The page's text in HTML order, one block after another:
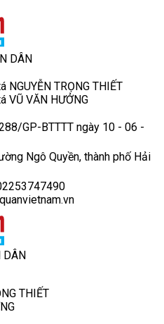
DÂN
NGUYỄN TRỌNG THIẾT
VŨ VĂN HƯỞNG
GP-BTTTT ngày 10 - 06 -
Ngô Quyền, thành phố Hải
DÂN
THIẾT